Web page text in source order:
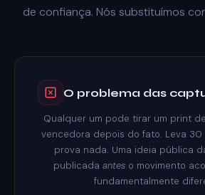
de confiança. Nós substituímos
O problema das
Qualquer um pode tirar um print
vencedora depois do fato. Leva 30
prova nada. Uma ideia pública
publicada antes o movimento
fundamentalmente